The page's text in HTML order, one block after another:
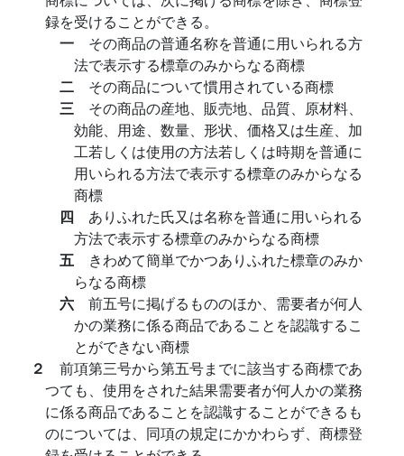
録を受けることができる。
一 その商品の普通名称を普通に用いられる方
法で表示する標章のみからなる商標
二 その商品について慣用されている商標
三 その商品の産地、販売地、品質、原材料、
効能、用途、数量、形状、価格又は生産、加
工若しくは使用の方法若しくは時期を普通に
用いられる方法で表示する標章のみからなる
商標
四 ありふれた氏又は名称を普通に用いられる
方法で表示する標章のみからなる商標
五 きわめて簡単でかつありふれた標章のみか
らなる商標
六 前五号に掲げるもののほか、需要者が何人
かの業務に係る商品であることを認識するこ
とができない商標
２ 前項第三号から第五号までに該当する商標であ
つても、使用をされた結果需要者が何人かの業務
に係る商品であることを認識することができるも
のについては、同項の規定にかかわらず、商標登